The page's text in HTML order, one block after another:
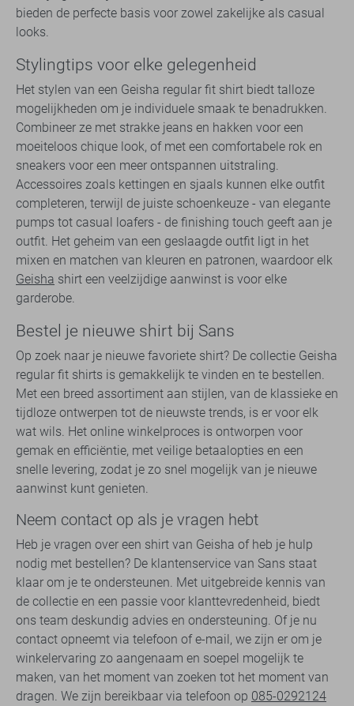
bieden de perfecte basis voor zowel zakelijke als casual
looks.
Stylingtips voor elke gelegenheid
Het stylen van een Geisha regular fit shirt biedt talloze
mogelijkheden om je individuele smaak te benadrukken.
Combineer ze met strakke jeans en hakken voor een
moeiteloos chique look, of met een comfortabele rok en
sneakers voor een meer ontspannen uitstraling.
Accessoires zoals kettingen en sjaals kunnen elke outfit
completeren, terwijl de juiste schoenkeuze - van elegante
pumps tot casual loafers - de finishing touch geeft aan je
outfit. Het geheim van een geslaagde outfit ligt in het
mixen en matchen van kleuren en patronen, waardoor elk
Geisha shirt een veelzijdige aanwinst is voor elke
garderobe.
Bestel je nieuwe shirt bij Sans
Op zoek naar je nieuwe favoriete shirt? De collectie Geisha
regular fit shirts is gemakkelijk te vinden en te bestellen.
Met een breed assortiment aan stijlen, van de klassieke en
tijdloze ontwerpen tot de nieuwste trends, is er voor elk
wat wils. Het online winkelproces is ontworpen voor
gemak en efficiëntie, met veilige betaalopties en een
snelle levering, zodat je zo snel mogelijk van je nieuwe
aanwinst kunt genieten.
Neem contact op als je vragen hebt
Heb je vragen over een shirt van Geisha of heb je hulp
nodig met bestellen? De klantenservice van Sans staat
klaar om je te ondersteunen. Met uitgebreide kennis van
de collectie en een passie voor klanttevredenheid, biedt
ons team deskundig advies en ondersteuning. Of je nu
contact opneemt via telefoon of e-mail, we zijn er om je
winkelervaring zo aangenaam en soepel mogelijk te
maken, van het moment van zoeken tot het moment van
dragen. We zijn bereikbaar via telefoon op 085-0292124